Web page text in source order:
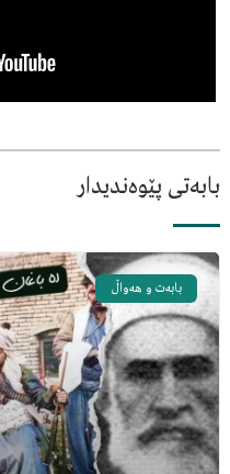
بابەتی پێوەندیدار
بابەت و هەواڵ